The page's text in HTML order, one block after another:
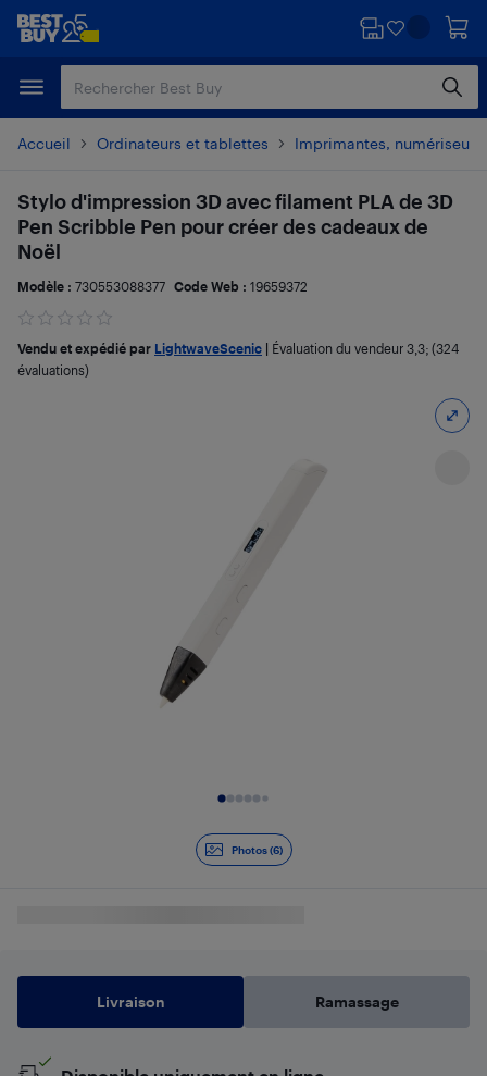
Passer
principal
Passer
Accueil Ordinateurs et tablettes Imprimantes,
Photos (6)
Stylo d'impression 3D avec filament PLA de 3D
Pen Scribble Pen pour créer des cadeaux de
Noël
Modèle : 730553088377 Code Web : 19659372
Vendu et expédié par LightwaveScenic Évaluation du vendeur 3,3; (324
évaluations)
Livraison Ramassage